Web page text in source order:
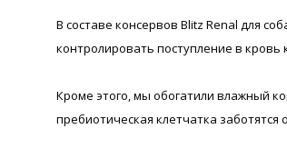
В составе консервов Blitz Renal для
контролировать поступление в
Кроме этого, мы обогатили влажный
пребиотическая клетчатка